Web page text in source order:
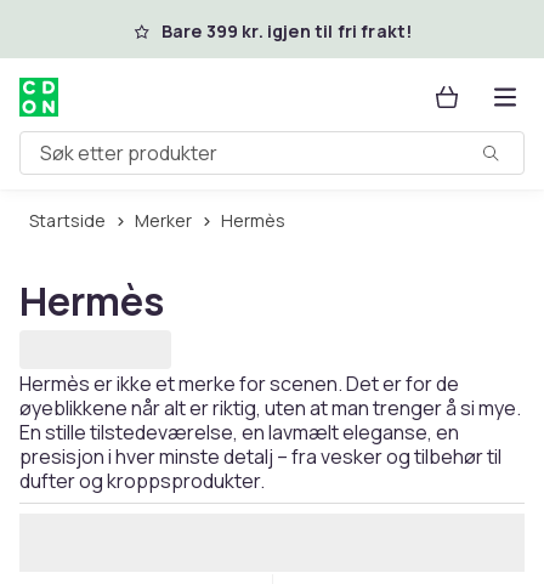
Hopp til hovedinnholdBare 399 kr. igjen til fri frakt!
Søk etter produkter
Startside Merker Hermès
Hermès
Hermès er ikke et merke for scenen. Det er for de
øyeblikkene når alt er riktig, uten at man trenger å si mye.
En stille tilstedeværelse, en lavmælt eleganse, en
presisjon i hver minste detalj – fra vesker og tilbehør til
dufter og kroppsprodukter.